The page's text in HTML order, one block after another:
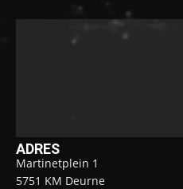
ADRES
Martinetplein 1
5751 KM Deurne